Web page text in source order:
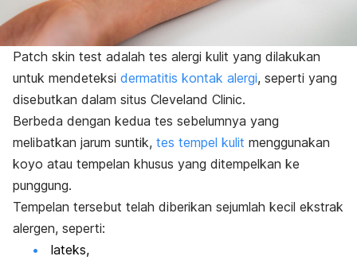
Patch skin test adalah tes alergi kulit yang dilakukan
untuk mendeteksi dermatitis kontak alergi, seperti yang
disebutkan dalam situs Cleveland Clinic.
Berbeda dengan kedua tes sebelumnya yang
melibatkan jarum suntik, tes tempel kulit menggunakan
koyo atau tempelan khusus yang ditempelkan ke
punggung.
Tempelan tersebut telah diberikan sejumlah kecil ekstrak
alergen, seperti:
lateks,